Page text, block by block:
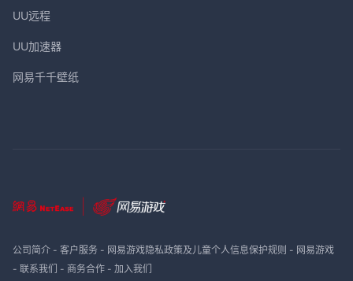
UU远程
UU加速器
网易千千壁纸
公司简介- 客户服务- 网易游戏隐私政策及儿童个人信息保护规则 - 网易游戏
- 联系我们 - 商务合作- 加入我们